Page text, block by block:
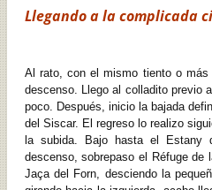
Llegando a la complicada
Al rato, con el mismo tiento o
descenso. Llego al colladito previo
poco. Después, inicio la bajada
del Siscar. El regreso lo realizo
la subida. Bajo hasta el Estany
descenso, sobrepaso el Réfuge
Jaça del Forn, desciendo la